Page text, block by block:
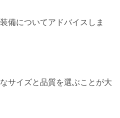
備についてアドバイスしま
サイズと品質を選ぶことが大